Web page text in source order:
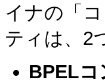
イナの「
ティは、2
BPELコ